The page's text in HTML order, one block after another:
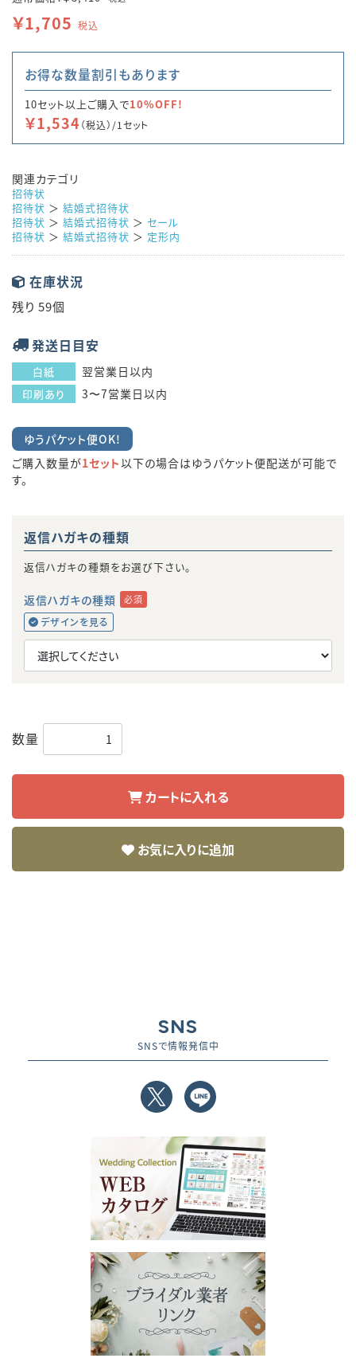
SNS
SNSで情報発信中
￥1,705 税込
お得な数量割引もあります
10セット以上ご購入で10%OFF!
￥1,534 （税込）/1セット
関連カテゴリ
招待状
招待状 ＞ 結婚式招待状
招待状 ＞ 結婚式招待状 ＞ セール
招待状 ＞ 結婚式招待状 ＞ 定形内
在庫状況
残り 59個
発送日目安
白紙 翌営業日以内
印刷あり 3〜7営業日以内
ゆうパケット便OK!
ご購入数量が1セット以下の場合はゆうパケット便配送が可能で
す。
返信ハガキの種類
返信ハガキの種類をお選び下さい。
返信ハガキの種類 必須
デザインを見る
数量
カートに入れる
お気に入りに追加